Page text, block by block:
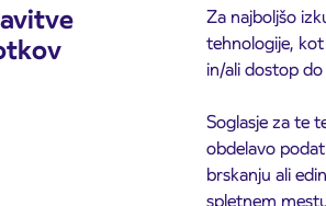
Za najboljšo
tehnologije,
in/ali dostop
Soglasje za te
obdelavo
brskanju ali
spletnem
presso la Fermata degli